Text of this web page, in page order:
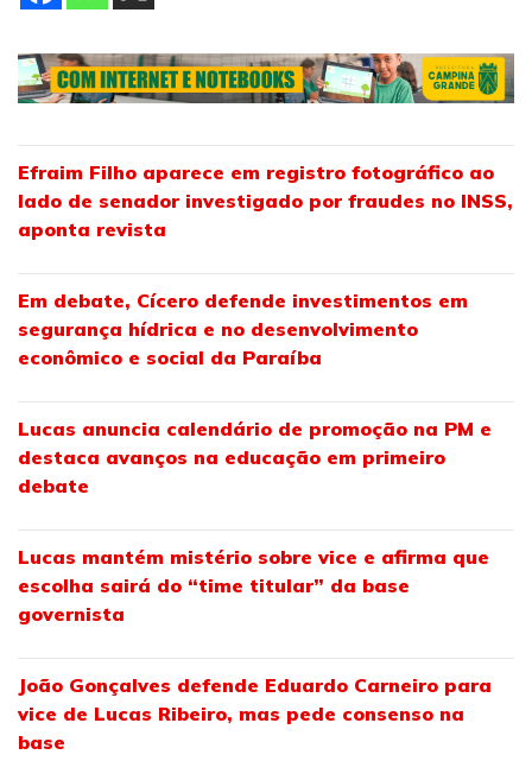
Efraim Filho aparece em registro fotográfico ao
lado de senador investigado por fraudes no INSS,
aponta revista
Em debate, Cícero defende investimentos em
segurança hídrica e no desenvolvimento
econômico e social da Paraíba
Lucas anuncia calendário de promoção na PM e
destaca avanços na educação em primeiro
debate
Lucas mantém mistério sobre vice e afirma que
escolha sairá do “time titular” da base
governista
João Gonçalves defende Eduardo Carneiro para
vice de Lucas Ribeiro, mas pede consenso na
base